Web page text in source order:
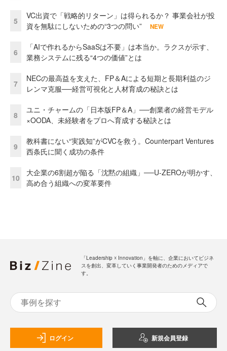
5
VC出資で「戦略的リターン」は得られるか？ 事業会社が投
資を無駄にしないための“3つの問い”
NEW
6
「AIで作れるからSaaSは不要」は本当か。ラクスが示す、
業務システムに残る“4つの価値”とは
7
NECの最高益を支えた、FP＆Aによる短期と長期利益のジ
レンマ克服──経営可視化と人材育成の秘訣とは
8
ユニ・チャームの「日本版FP＆A」──創業者の経営モデル
×OODA、未経験者をプロへ育成する秘訣とは
9
教科書にない“実践知”がCVCを救う。Counterpart Ventures
西条氏に聞く成功の条件
10
大企業の6割超が陥る「沈黙の組織」──U-ZEROが明かす、
高め合う組織への変革要件
「Leadership ☓ Innovation」を軸に、企業においてビジネ
スを創出、変革していく事業開発者のためのメディアで
す。
ログイン 新規会員登録